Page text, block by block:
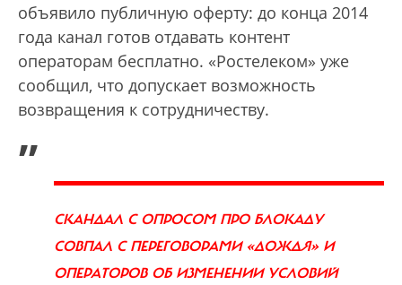
объявило публичную оферту: до конца 2014
года канал готов отдавать контент
операторам бесплатно. «Ростелеком» уже
сообщил, что допускает возможность
возвращения к сотрудничеству.
„
СКАНДАЛ С ОПРОСОМ ПРО БЛОКАДУ
СОВПАЛ С ПЕРЕГОВОРАМИ «ДОЖДЯ» И
ОПЕРАТОРОВ ОБ ИЗМЕНЕНИИ УСЛОВИЙ